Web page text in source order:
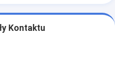
Kontaktu